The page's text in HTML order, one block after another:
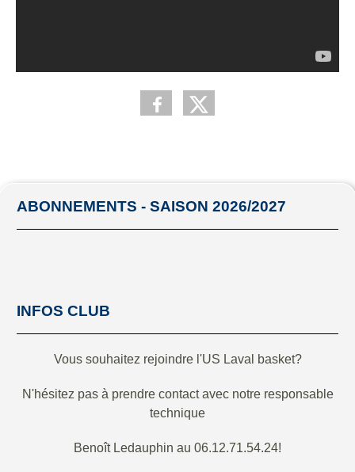
ABONNEMENTS - SAISON 2026/2027
INFOS CLUB
Vous souhaitez rejoindre l'US Laval basket?
N'hésitez pas à prendre contact avec notre responsable
technique
Benoît Ledauphin au 06.12.71.54.24!